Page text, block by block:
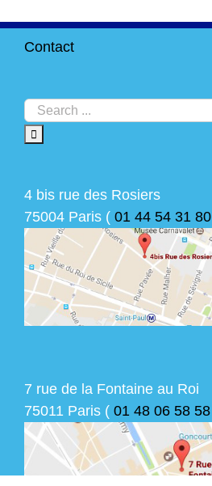
Contact
4 bis rue des Rosiers
75004 Paris ( 01 44 54 31 80
7 rue de la Fontaine au Roi
75011 Paris ( 01 48 06 58 58